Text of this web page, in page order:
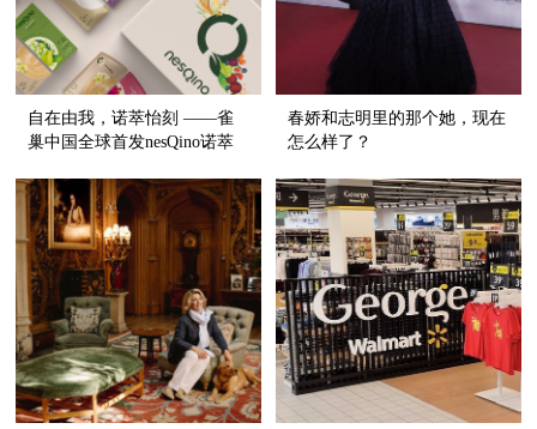
自在由我，诺萃怡刻 ——雀
巢中国全球首发nesQino诺萃
春娇和志明里的那个她，现在
怎么样了？